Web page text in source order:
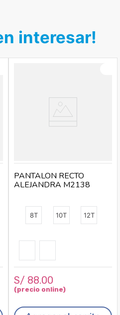
interesar!
8T 10T 12T
PANTALON RECTO
ALEJANDRA M2138
S/ 88.00